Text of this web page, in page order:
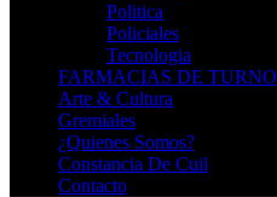
Politica
Policiales
Tecnologia
FARMACIAS DE TURNO
Arte & Cultura
Gremiales
¿Quienes Somos?
Constancia De Cuil
Contacto